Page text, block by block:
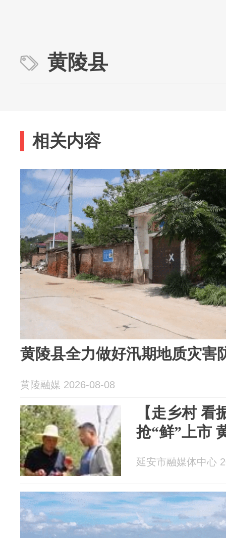
黄陵县
相关内容
黄陵县全力做好汛期地质灾害
黄陵融媒 2026-08-08
【走乡村 看
抢“鲜”上市
延安市融媒体中心